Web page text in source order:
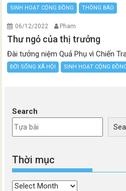
SINH HOẠT CỘNG ĐỒNG THÔNG BÁO
06/12/2022 Pham
Thư ngỏ của thị trưởng
Đài tưởng niệm Quả Phụ vì Chiến
ĐỜI SỐNG XÃ HỘI SINH HOẠT CỘNG
Search
Thời mục
Thời